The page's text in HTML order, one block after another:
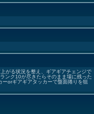
がる状況を整え、ギアギアチェンジで
ンク10が尽きたらそのまま場に残った
ーorギアギアタッカーで盤面捲りを狙